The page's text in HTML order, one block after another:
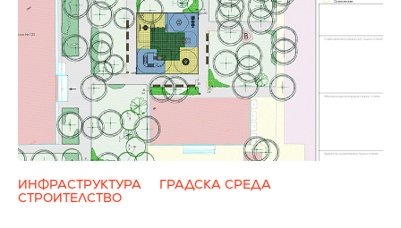
ИНФРАСТРУКТУРА
ГРАДСКА СРЕДА
СТРОИТЕЛСТВО